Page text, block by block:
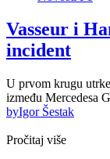
Vasseur i
incident
U prvom krugu
između Mercedesa
byIgor Šestak
Pročitaj više